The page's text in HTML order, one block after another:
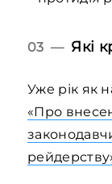
03 — Які
Уже рік як
«Про